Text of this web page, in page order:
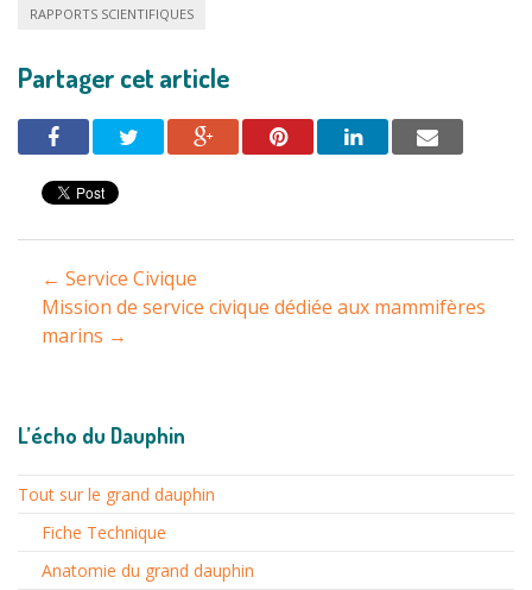
RAPPORTS SCIENTIFIQUES
Partager cet article
Navigation
entre
articles
← Service Civique
Mission de service civique dédiée aux mammifères
marins →
L’écho du Dauphin
Tout sur le grand dauphin
Fiche Technique
Anatomie du grand dauphin